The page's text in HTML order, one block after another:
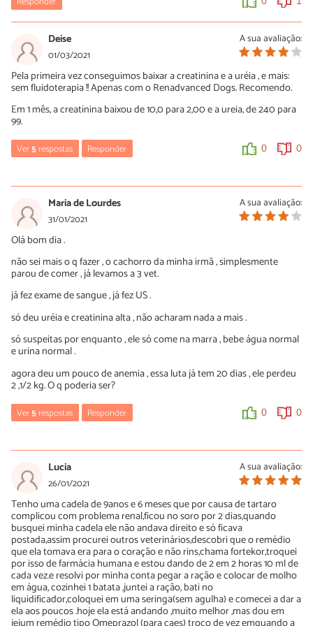
A sua avaliação:
Deise
01/03/2021
Pela primeira vez conseguimos baixar a creatinina e a uréia , e mais:
sem fluidoterapia !! Apenas com o Renadvanced Dogs. Recomendo.
Em 1 mês, a creatinina baixou de 10,0 para 2,00 e a ureia, de 240 para
99.
Ver5respostas Responder 0 0
18/03/2021
Vou dar para meu dog está com uréia e creatinina alta ele estava
tomando pró rim e não abaixou nada
Sueli
26/06/2021
Eu tenho uma cachorrinha que tem problemas renais muito
sério. Depois de um ano e seis meses da cirurgia de castração, ela
começou ter dificuldades de urinar, levei no veterinário, depois de
fazer ultrassonografia, exame de sangue, tomografia foi
diagnosticado que teve falência da bexiga. Começamos uma
corrida contra o tempo, levei para Teresópolis em uma
madrugada para fazer à retirada da bexiga. Foram três mesês
indo todos os dias para fluidoterapia. Criatinina estava 13 uréia
240 nem os próprios veterinários acreditavam que ela fosse
esse tipo de tratamento e posso lhe garantir que as taxas de
Criatinina e uréia do seu cãozinho ainda está muito alta. O normal
da creatinima é de 0,5 a 1,5 dá uréia máximo 40 .faço a
fluidoterapia 2 × por semana em casa ração tem que ser renal e o
medicamento é RenalDog 2× vezes ao dia. Muita água e comida
umedecida. Criatinina chegou a 1,5 uréia 49 está com oito mesês
de operação e graças à Deus está bem. Nesse caso o tratamento
é pra vida toda. Espero que isso tenha ajudado a todos que tem
seu animal de estimação. É tudo muito caro mais vale a pena
salvar nossos melhores amigos. Abraços a todos que amam seus
pets
1 0
A sua avaliação:
Maria de Lourdes
31/01/2021
Olá bom dia .
não sei mais o q fazer , o cachorro da minha irmã , simplesmente
parou de comer , já levamos a 3 vet.
já fez exame de sangue , já fez US .
só deu uréia e creatinina alta , não acharam nada a mais .
só suspeitas por enquanto , ele só come na marra , bebe água normal
e urina normal .
agora deu um pouco de anemia , essa luta já tem 20 dias , ele perdeu
2 ,1/2 kg. O q poderia ser?
Ver5respostas Responder 0 0
01/03/2021
Fale para seus vets tentarem o Renadvanced Dogs. No nosso, a
creatinina estava em 10 e a uréia em 240, baixamos sem
fluidoterapia, em 1 mês, para 2,0 creatinina e 99 uréia.
Aumenta o apetite e impede que nitratos sejam absorvidos pelo
intestino. É MUITOOO bom.
0 0
melc
22/03/2021
A sua avaliação:
Lucia
26/01/2021
Tenho uma cadela de 9anos e 6 meses que por causa de tartaro
complicou com problema renal,ficou no soro por 2 dias,quando
busquei minha cadela ele não andava direito e só ficava
postada,assim procurei outros veterinários,descobri que o remédio
que ela tomava era para o coração e não rins,chama fortekor,troquei
por isso de farmácia humana e estou dando de 2 em 2 horas 10 ml de
cada vez.e resolvi por minha conta pegar a ração e colocar de molho
em água, cozinhei 1 batata ,juntei a ração, bati no
liquidificador,coloquei em uma seringa(sem agulha) e comecei a dar a
ela aos poucos .hoje ela está andando ,muito melhor ,mas dou em